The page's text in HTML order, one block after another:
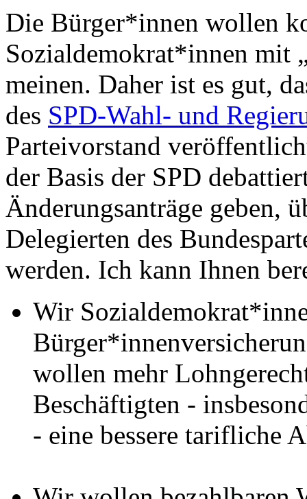
Die Bürger*innen wollen
Sozialdemokrat*innen mit
meinen. Daher ist es gut,
des SPD-Wahl- und
Parteivorstand
der Basis der SPD
Änderungsanträge geben,
Delegierten des
werden. Ich kann Ihnen
Wir
wollen mehr
Beschäftigten -
- eine bessere tarifliche